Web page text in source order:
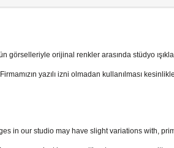
Stilettola
- Kot Ayakkabıl
orijinal renkler arasında stüdyo
yazılı izni olmadan kullanılması
in our studio may have slight variations with,